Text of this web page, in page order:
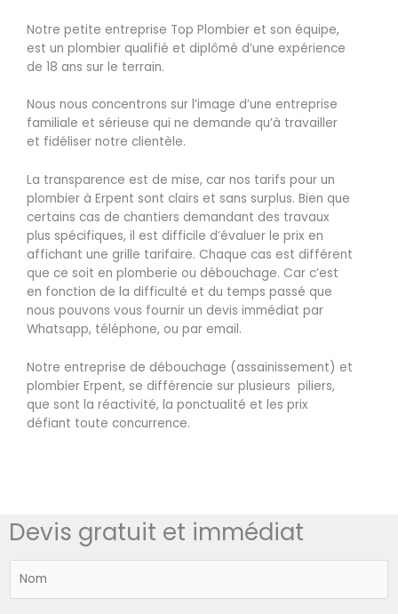
Notre petite entreprise Top Plombier et son équipe,
est un plombier qualifié et diplômé d’une expérience
de 18 ans sur le terrain.
Nous nous concentrons sur l’image d’une entreprise
familiale et sérieuse qui ne demande qu’à travailler
et fidéliser notre clientèle.
La transparence est de mise, car nos tarifs pour un
plombier à Erpent sont clairs et sans surplus. Bien que
certains cas de chantiers demandant des travaux
plus spécifiques, il est difficile d’évaluer le prix en
affichant une grille tarifaire. Chaque cas est différent
que ce soit en plomberie ou débouchage. Car c’est
en fonction de la difficulté et du temps passé que
nous pouvons vous fournir un devis immédiat par
Whatsapp, téléphone, ou par email.
Notre entreprise de débouchage (assainissement) et
plombier Erpent, se différencie sur plusieurs piliers,
que sont la réactivité, la ponctualité et les prix
défiant toute concurrence.
Devis gratuit et immédiat